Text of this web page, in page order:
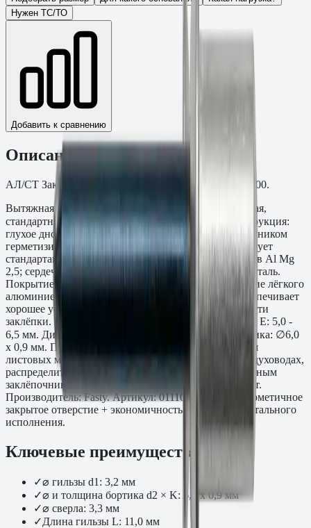
Нужен ТС/ТО
Добавить к сравнению
Описание
АЛ/СТ Закрытая, стандартный бортик. Упаковка: 1000.
Вытяжная заклёпка Алюминий/сталь (Al/St), закрытая,
стандартный бортик, ∅3,2×11,0 мм. Закрытая конструкция:
глухое дно алюминиевой гильзы со стальным сердечником
герметизирует отверстие после монтажа. Соответствует
стандартам DIN 7337. Корпус — алюминиевый сплав Al Mg
2,5; сердечник — низкоуглеродистая оцинкованная сталь.
Покрытие сердечника — цинк по DIN 267. Сочетание лёгкого
алюминиевого корпуса и стального сердечника обеспечивает
хорошее усилие вытяжки при минимальной стоимости
заклёпки. Толщина скрепляемого пакета материалов E: 5,0 -
6,5 мм. Диаметр сверления: 3,3 мм. Параметры бортика: ∅6,0
x 0,9 мм. Применяется для герметичного соединения
листовых материалов в корпусах оборудования, воздуховодах,
распределительных шкафах. Устанавливается вытяжным
заклёпочником за одну операцию. Упаковка: 1000 шт.
Производитель: Fasty. Артикул: 01110003211AM. Герметичное
закрытое отверстие + экономичность алюминиево-стального
исполнения.
Ключевые преимущества
✓⌀ гильзы d1: 3,2 мм
✓⌀ и толщина бортика d2 × K: 6,0 x 0,9 мм
✓⌀ сверла: 3,3 мм
✓Длина гильзы L: 11,0 мм